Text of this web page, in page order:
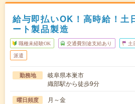
給与即払いOK！高時給！土
ート製品製造
職種未経験OK 交通費別途支給あり 土
派遣
勤務地
岐阜県本巣市
織部駅から徒歩9分
曜日頻度 月～金